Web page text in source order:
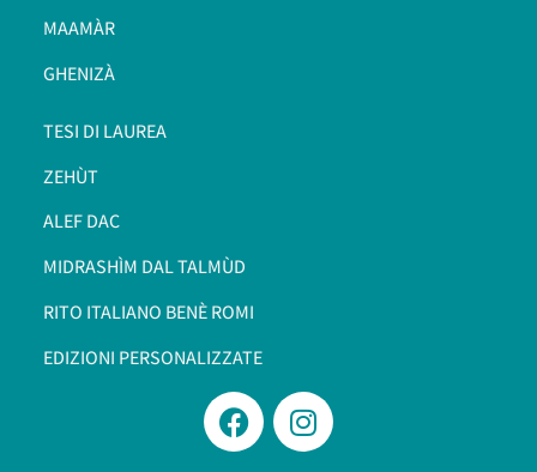
MAAMÀR
GHENIZÀ
TESI DI LAUREA
ZEHÙT
ALEF DAC
MIDRASHÌM DAL TALMÙD
RITO ITALIANO BENÈ ROMI​
EDIZIONI PERSONALIZZATE